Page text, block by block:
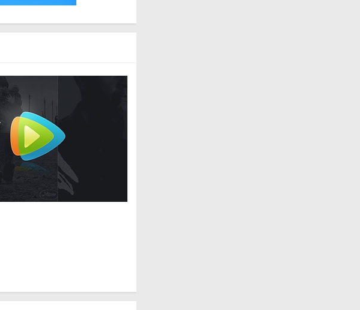
功能以及多样化的通知与提醒
具，满足了企业用户的多样化